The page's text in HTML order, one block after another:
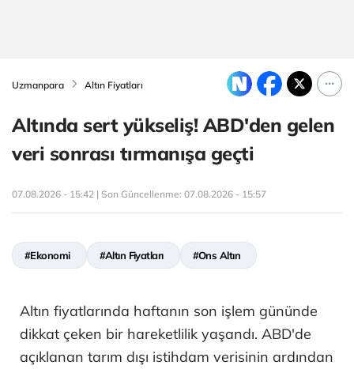
Uzmanpara Altın Fiyatları
Altında sert yükseliş! ABD'den gelen
veri sonrası tırmanışa geçti
07.08.2026 - 15:42 | Son Güncellenme: 07.08.2026 - 15:57
#Ekonomi #Altın Fiyatları #Ons Altın
Altın fiyatlarında haftanın son işlem gününde
dikkat çeken bir hareketlilik yaşandı. ABD'de
açıklanan tarım dışı istihdam verisinin ardından